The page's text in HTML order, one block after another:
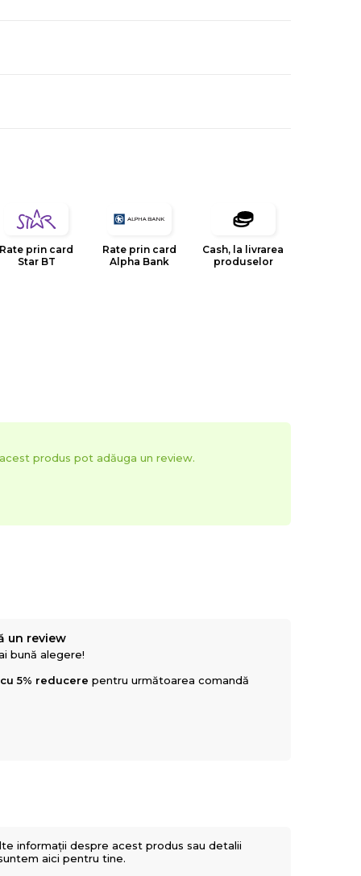
Rate prin card
Star BT
Rate prin card
Alpha Bank
Cash, la livrarea
produselor
produs pot adăuga un review.
un review
bună alegere!
5% reducere pentru următoarea comandă
informații despre acest produs sau detalii
aici pentru tine.